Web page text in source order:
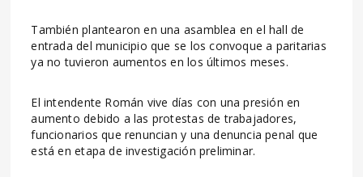
También plantearon en una asamblea en el hall de
entrada del municipio que se los convoque a paritarias
ya no tuvieron aumentos en los últimos meses.
El intendente Román vive días con una presión en
aumento debido a las protestas de trabajadores,
funcionarios que renuncian y una denuncia penal que
está en etapa de investigación preliminar.